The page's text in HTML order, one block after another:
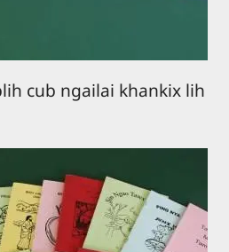
cub ngailai khankix lih